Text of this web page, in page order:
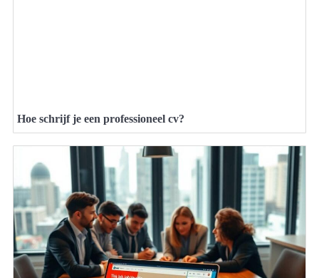
Hoe schrijf je een professioneel cv?